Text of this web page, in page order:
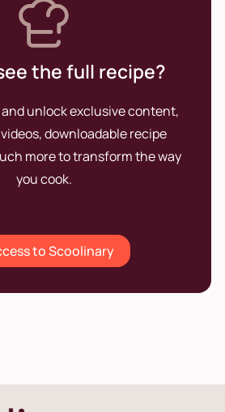
the full recipe?
unlock exclusive content,
downloadable recipe
more to transform the way
you cook.
to Scoolinary